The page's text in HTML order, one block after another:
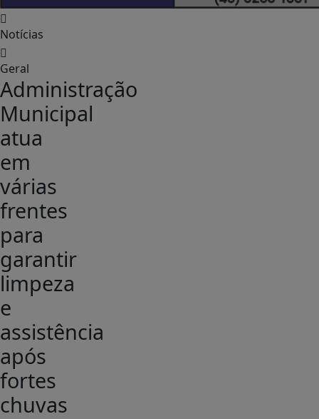
Notícias
Geral
Administração
Municipal
atua
em
várias
frentes
para
garantir
limpeza
e
assistência
após
fortes
chuvas